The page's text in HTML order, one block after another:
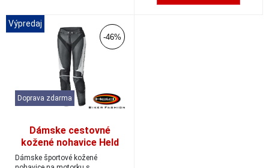
Výpredaj
-46%
Doprava zdarma
Dámske cestovné
kožené nohavice Held
LANE 2 black/white
Dámske športové kožené